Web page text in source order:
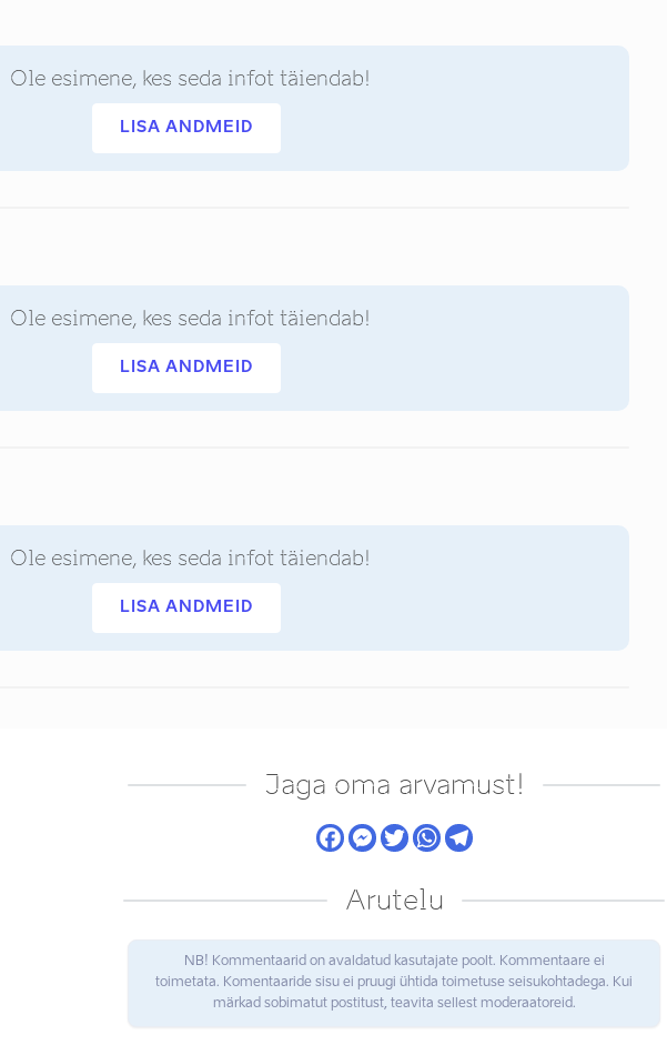
Ole esimene, kes seda infot täiendab!
LISA ANDMEID
Ole esimene, kes seda infot täiendab!
LISA ANDMEID
Ole esimene, kes seda infot täiendab!
LISA ANDMEID
Jaga oma arvamust!
Arutelu
NB! Kommentaarid on avaldatud kasutajate poolt. Kommentaare ei
toimetata. Komentaaride sisu ei pruugi ühtida toimetuse seisukohtadega. Kui
märkad sobimatut postitust, teavita sellest moderaatoreid.